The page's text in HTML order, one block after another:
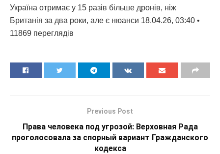
Україна отримає у 15 разів більше дронів, ніж
Британія за два роки, але є нюанси 18.04.26, 03:40 •
11869 переглядiв
Previous Post
Права человека под угрозой: Верховная Рада
проголосовала за спорный вариант Гражданского
кодекса